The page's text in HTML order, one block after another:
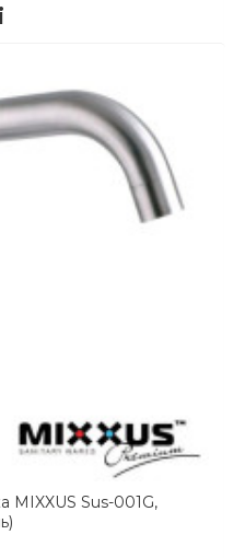
MIXXUS Sus-001G,